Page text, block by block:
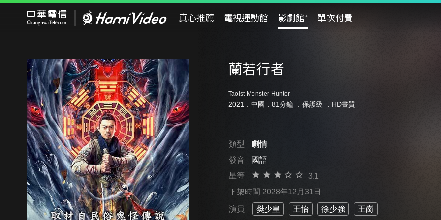
真心推薦 電視運動館 影劇館⁺ 單次付費
蘭若行者
Taoist Monster Hunter
2021．中國．81分鐘 ． 保護級 ．HD畫質
類型
劇情
發音
國語
星等
3.1
下架時間 2028年12月31日
演員 樊少皇 王怡 徐少強 王崗